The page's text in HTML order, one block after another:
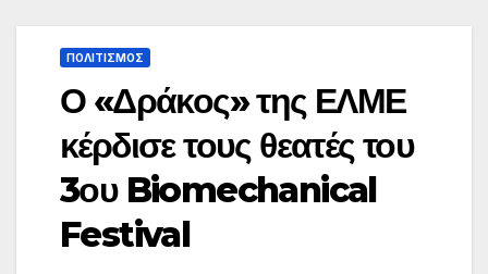
ΠΟΛΙΤΙΣΜΟΣ
Ο «Δράκος» της ΕΛΜΕ
κέρδισε τους θεατές του
3ου Biomechanical
Festival